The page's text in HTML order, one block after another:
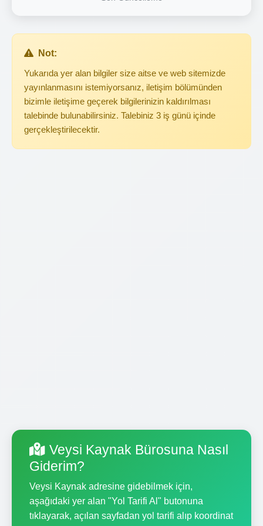
Not:
Yukarıda yer alan bilgiler size aitse ve web sitemizde
yayınlanmasını istemiyorsanız, iletişim bölümünden
bizimle iletişime geçerek bilgilerinizin kaldırılması
talebinde bulunabilirsiniz. Talebiniz 3 iş günü içinde
gerçekleştirilecektir.
Veysi Kaynak Bürosuna Nasıl
Giderim?
Veysi Kaynak adresine gidebilmek için,
aşağıdaki yer alan "Yol Tarifi Al" butonuna
tıklayarak, açılan sayfadan yol tarifi alıp koordinat